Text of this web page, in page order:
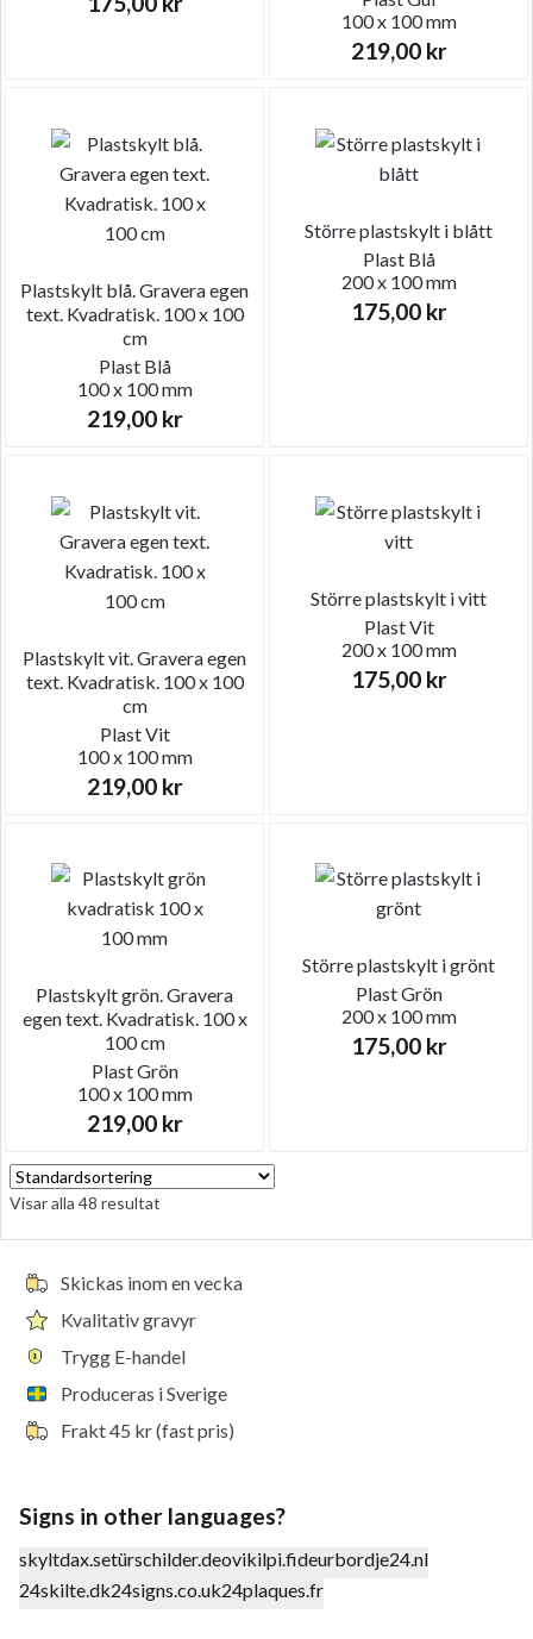
100 x 100 mm
219,00 kr
Plastskylt blå. Gravera egen
text. Kvadratisk. 100 x 100
cm
Plast Blå
100 x 100 mm
219,00 kr
Större plastskylt i blått
Plast Blå
200 x 100 mm
175,00 kr
Plastskylt vit. Gravera egen
text. Kvadratisk. 100 x 100
cm
PlastVit
100 x 100 mm
219,00 kr
Större plastskylt i vitt
PlastVit
200 x 100 mm
175,00 kr
Plastskylt grön. Gravera
egen text. Kvadratisk. 100 x
100 cm
PlastGrön
100 x 100 mm
219,00 kr
Större plastskylt i grönt
PlastGrön
200 x 100 mm
175,00 kr
Visar alla 48 resultat
Skickas inom en vecka
Kvalitativ gravyr
Trygg E-handel
Produceras i Sverige
Frakt 45 kr (fast pris)
Signs in other languages?
skyltdax.setürschilder.deovikilpi.fideurbordje24.nl
24skilte.dk24signs.co.uk24plaques.fr